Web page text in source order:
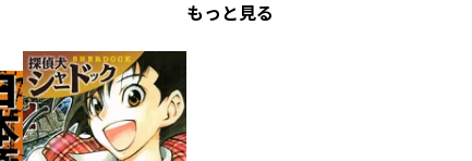
もっと見る